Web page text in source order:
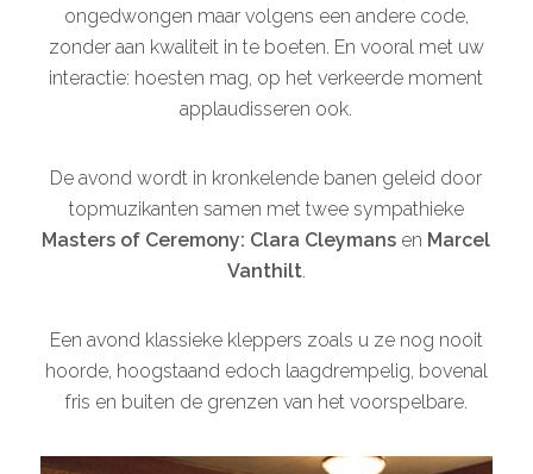
ongedwongen maar volgens een andere code,
zonder aan kwaliteit in te boeten. En vooral met uw
interactie: hoesten mag, op het verkeerde moment
applaudisseren ook.
De avond wordt in kronkelende banen geleid door
topmuzikanten samen met twee sympathieke
Masters of Ceremony: Clara Cleymans en Marcel
Vanthilt.
Een avond klassieke kleppers zoals u ze nog nooit
hoorde, hoogstaand edoch laagdrempelig, bovenal
fris en buiten de grenzen van het voorspelbare.